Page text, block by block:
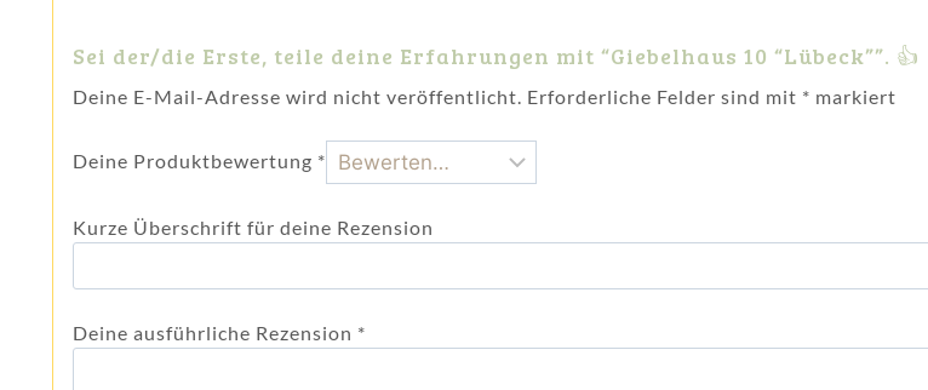
Sei der/die Erste, teile deine Erfahrungen mit “Giebelhaus 10 “Lübeck””. 👍
Deine E-Mail-Adresse wird nicht veröffentlicht. Erforderliche Felder sind mit * markiert
Deine Produktbewertung *
Kurze Überschrift für deine Rezension
Deine ausführliche Rezension *